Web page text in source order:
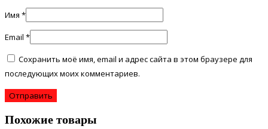
Имя *
Email *
Сохранить моё имя, email и адрес сайта в этом браузере для
последующих моих комментариев.
Похожие товары